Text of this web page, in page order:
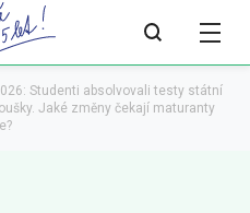
Studenti absolvovali testy státní
Jaké změny čekají maturanty